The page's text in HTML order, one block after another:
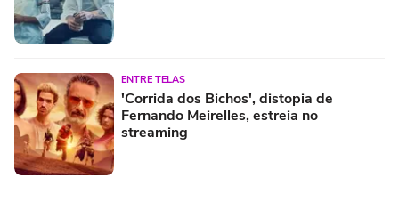
ENTRE TELAS
'Corrida dos Bichos', distopia de
Fernando Meirelles, estreia no
streaming